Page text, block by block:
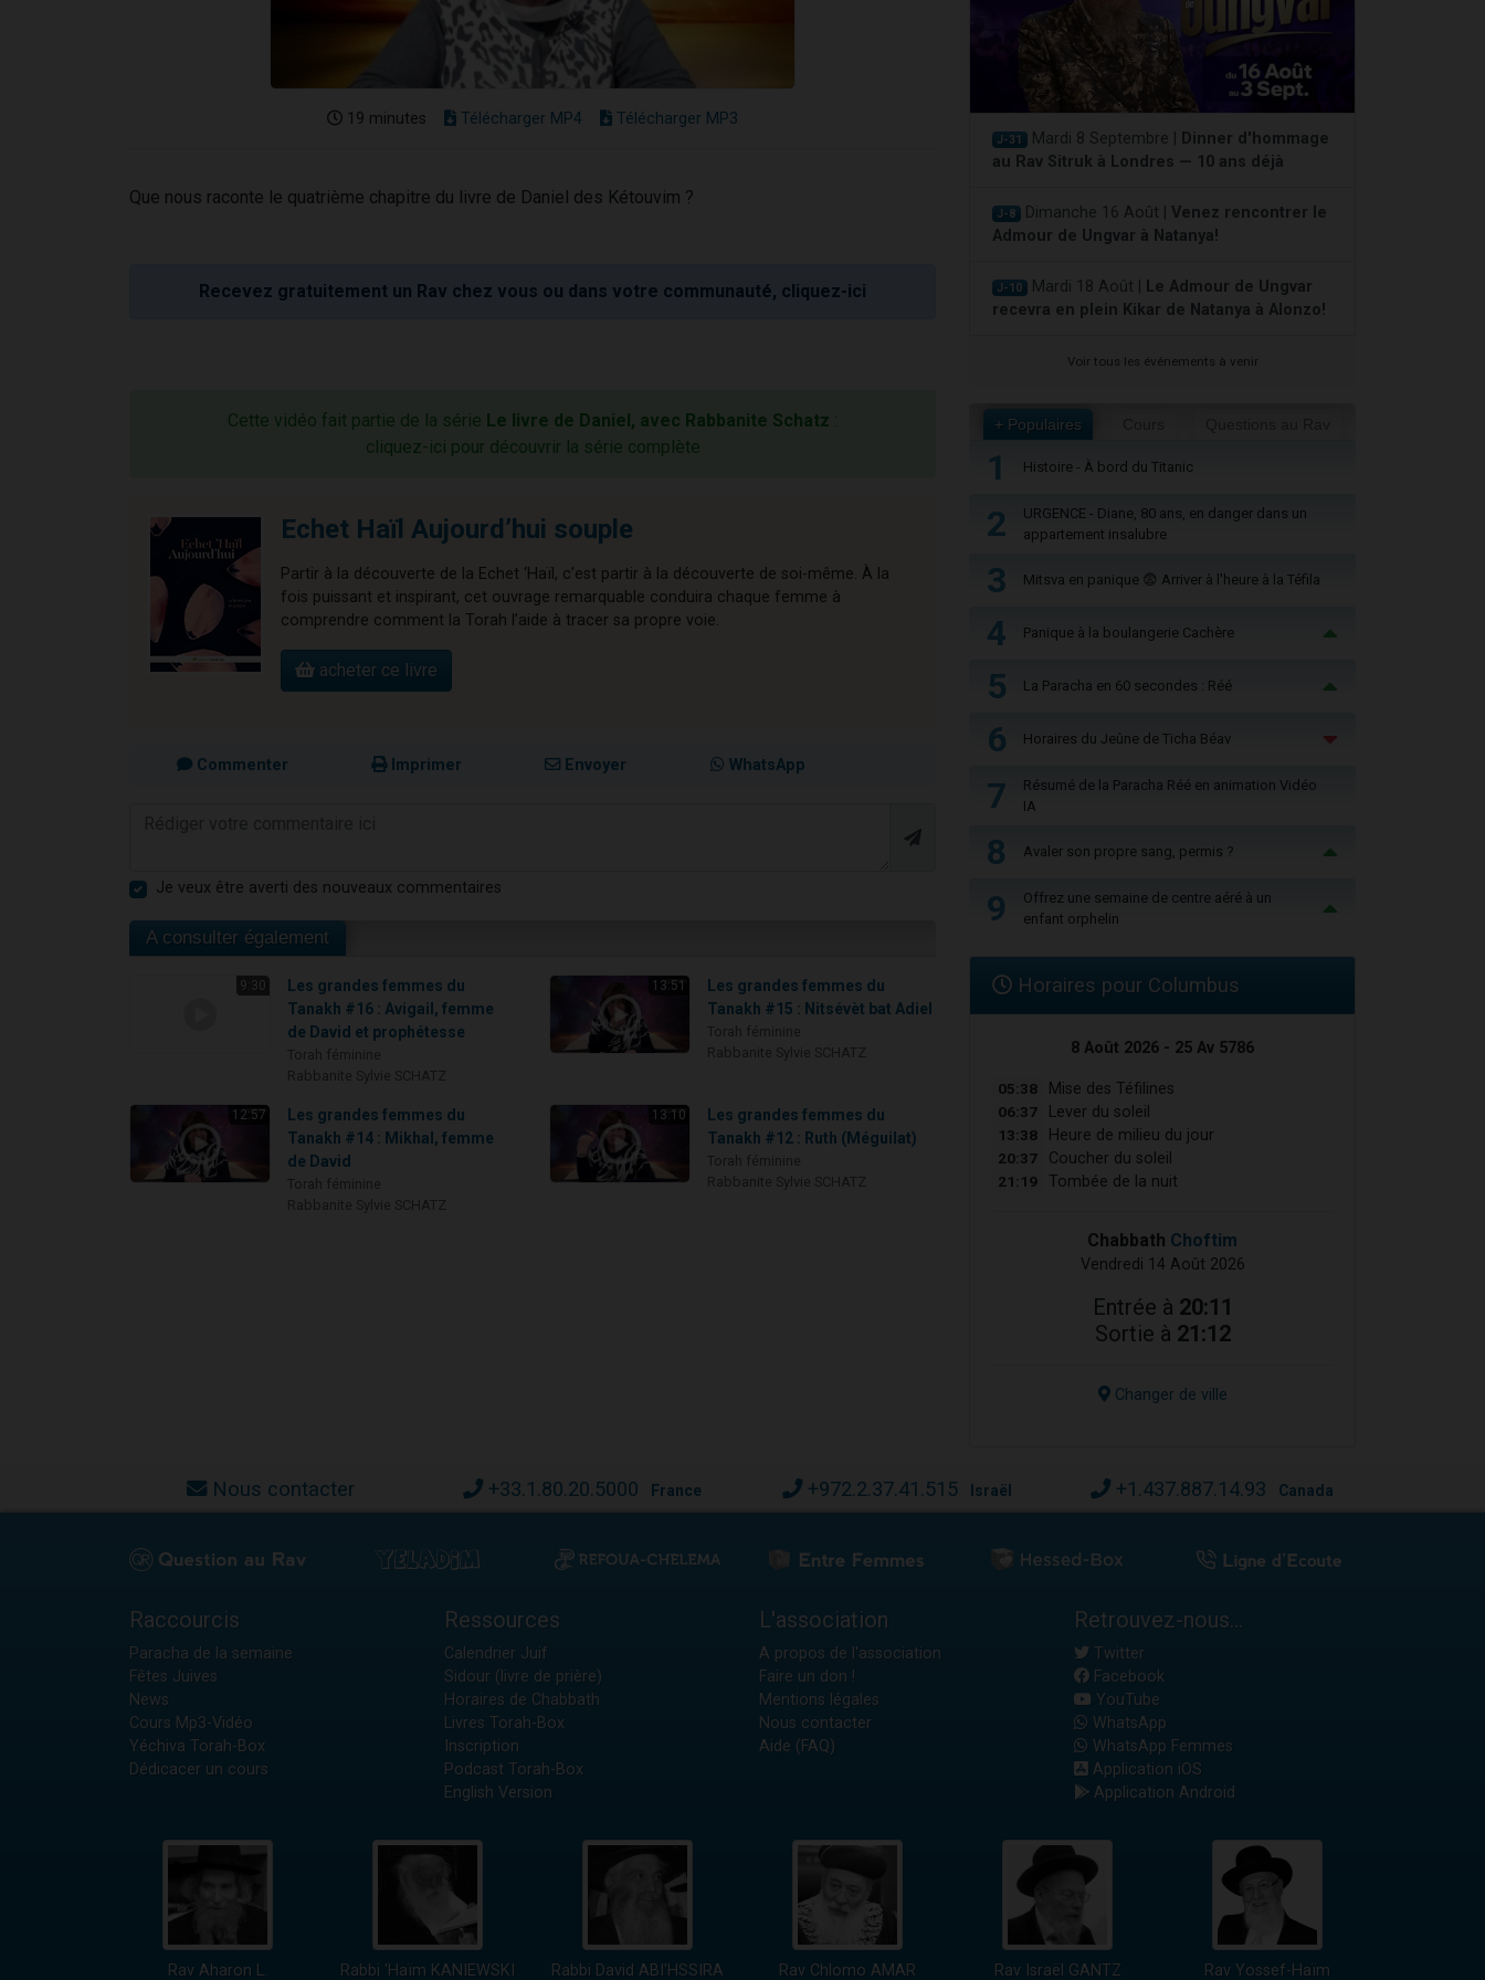
19 minutes Télécharger MP4 Télécharger MP3
Que nous raconte le quatrième chapitre du livre de Daniel des Kétouvim ?
Recevez gratuitement un Rav chez vous ou dans votre communauté, cliquez-ici
Cette vidéo fait partie de la série Le livre de Daniel, avec Rabbanite Schatz :
cliquez-ici pour découvrir la série complète
Echet Haïl Aujourd’hui souple
Partir à la découverte de la Echet ‘Haïl, c’est partir à la découverte de soi-même. À la
fois puissant et inspirant, cet ouvrage remarquable conduira chaque femme à
comprendre comment la Torah l’aide à tracer sa propre voie.
acheter ce livre
Commenter Imprimer Envoyer WhatsApp
Je veux être averti des nouveaux commentaires
A consulter également
9:30
Les grandes femmes du
Tanakh #16 : Avigail, femme
de David et prophétesse
13:51
Les grandes femmes du
Tanakh #15 : Nitsévèt bat Adiel
12:57
Les grandes femmes du
Tanakh #14 : Mikhal, femme
de David
13:10
Les grandes femmes du
Tanakh #12 : Ruth (Méguilat)
J-31 Mardi 8 Septembre |
Dinner d'hommage
au Rav Sitruk à Londres — 10 ans déjà
J-8 Dimanche 16 Août | Venez rencontrer le
Admour de Ungvar à Natanya!
J-10 Mardi 18 Août |
Le Admour de Ungvar
recevra en plein Kikar de Natanya à Alonzo!
Voir tous les événements à venir
+ Populaires
1 Histoire - À bord du Titanic
2
URGENCE - Diane, 80 ans, en danger dans un
appartement insalubre
3 Mitsva en panique 😨 Arriver à l'heure à la Téfila
4 Panique à la boulangerie Cachère
5 La Paracha en 60 secondes : Réé
6 Horaires du Jeûne de Ticha Béav
7
Résumé de la Paracha Réé en animation Vidéo
IA
8 Avaler son propre sang, permis ?
9
Offrez une semaine de centre aéré à un
enfant orphelin
Horaires pour Columbus
8 Août 2026 - 25 Av 5786
05:38 Mise des Téfilines
06:37 Lever du soleil
13:38 Heure de milieu du jour
20:37 Coucher du soleil
21:19 Tombée de la nuit
Chabbath Choftim
Vendredi 14 Août 2026
Entrée à 20:11
Sortie à 21:12
Changer de ville
Nous contacter +33.1.80.20.5000 France +972.2.37.41.515 Israël +1.437.887.14.93 Canada
Raccourcis
Paracha de la semaine
Fêtes Juives
News
Cours Mp3-Vidéo
Yéchiva Torah-Box
Dédicacer un cours
Ressources
Calendrier Juif
Sidour (livre de prière)
Horaires de Chabbath
Livres Torah-Box
Inscription
Podcast Torah-Box
English Version
L'association
A propos de l'association
Faire un don !
Mentions légales
Nous contacter
Aide (FAQ)
Retrouvez-nous...
Twitter
Facebook
YouTube
WhatsApp
WhatsApp Femmes
Application iOS
Application Android
Rav Aharon L. Rabbi 'Haïm KANIEWSKI Rabbi David ABI'HSSIRA Rav Chlomo AMAR Rav Israël GANTZ Rav Yossef-Haïm